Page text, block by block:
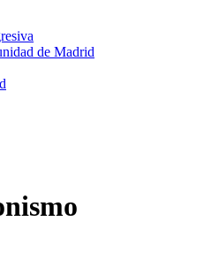
de Madrid